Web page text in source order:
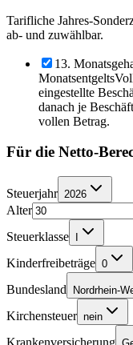
Tarifliche Jahres-
ab- und zuwählbar.
13.
Monatsentgelts
eingestellte
danach je
vollen Betrag.
Für die Netto-
Steuerjahr 2026
Alter
Steuerklasse
Kinderfreibeträge 0
Bundesland Nordrhein-
Kirchensteuer nein
Krankenversicherung